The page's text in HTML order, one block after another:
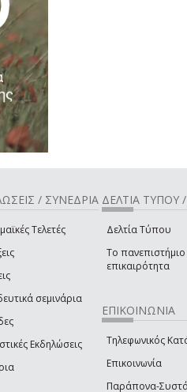
/ ΣΥΝΕΔΡΙΑ
Τελετές
σεμινάρια
Εκδηλώσεις
ΔΕΛΤΙΑ ΤΥΠΟΥ
Δελτία Τύπου
Το
επικαιρότητα
ΕΠΙΚΟΙΝΩΝΙΑ
Τηλεφωνικός
Επικοινωνία
Παράπονα-